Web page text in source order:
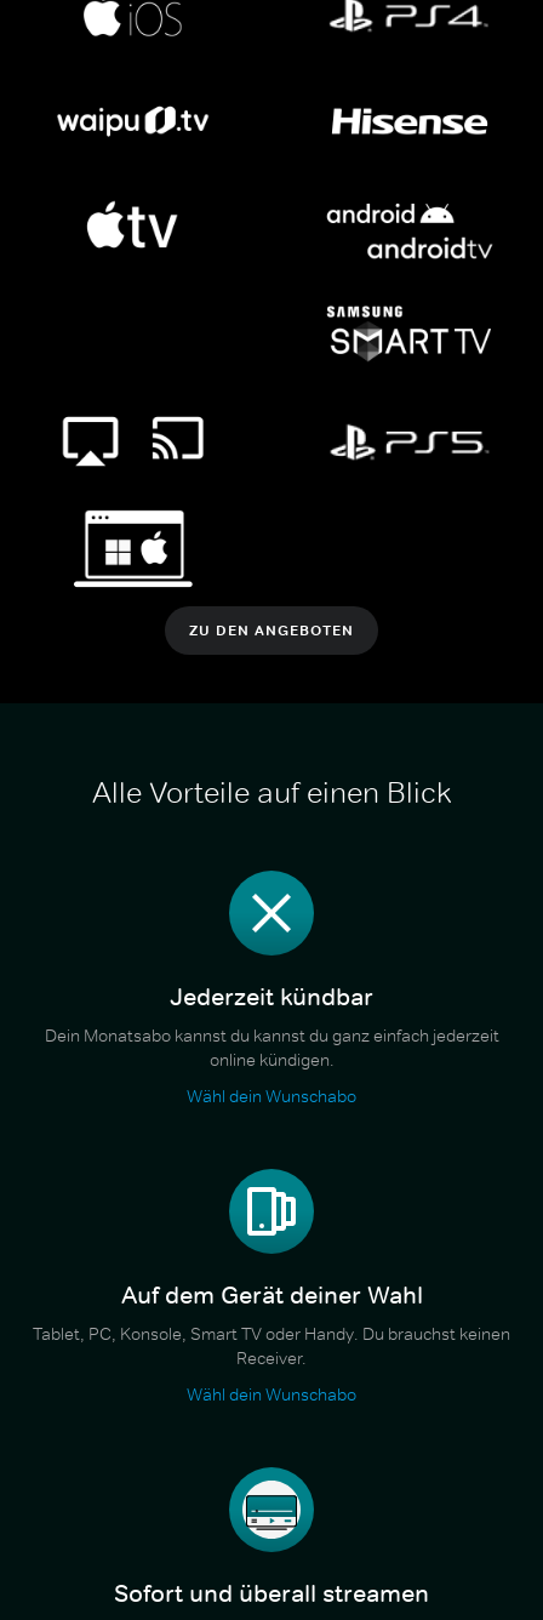
ZU DEN ANGEBOTEN
Alle Vorteile auf einen Blick
Jederzeit kündbar
Dein Monatsabo kannst du kannst du ganz einfach jederzeit
online kündigen.
Wähl dein Wunschabo
Auf dem Gerät deiner Wahl
Tablet, PC, Konsole, Smart TV oder Handy. Du brauchst keinen
Receiver.
Wähl dein Wunschabo
Sofort und überall streamen